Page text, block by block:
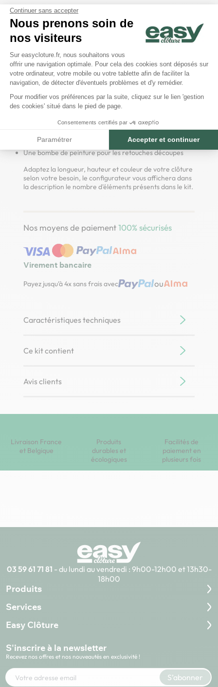
Continuer sans accepter
Nous prenons soin de
nos visiteurs
Plateforme de Gestion du
Sur easycloture.fr, nous souhaitons vous
offrir une navigation optimale. Pour cela des cookies sont déposés sur
votre ordinateur, votre mobile ou votre tablette afin de faciliter la
navigation, de détecter d'éventuels problèmes et d'y remédier.
Pour modifier vos préférences par la suite, cliquez sur le lien 'gestion
des cookies' situé dans le pied de page.
Consentements certifiés par
Paramétrer Accepter et continuer
Axeptio consent
Cekit de clôture rigide
nécessaire pour une pose de panneaux rigides avec
occultation haie artificielle 129 brins.
Des panneaux grillages rigides Ø 4/5mm L2m50, maille
200x55
Des poteaux de clôture renforcés à clips (hauteur
scellement)
Des clips de fixation pour les panneaux
Une agrafeuse manuelle
Des agrafes de la couleur de la clôture
Une Clé BTR n°3 pour visser les clips
Une bombe de peinture pour les retouches découpes
Adaptez la longueur, hauteur et couleur de votre clôture
selon votre besoin, le configurateur vous affichera dans
la description le nombre d'éléments présents dans le kit.
Nos moyens de paiement100% sécurisés
Virement bancaire
Payez jusqu’à 4x sans frais avec ou
Caractéristiques techniques
Ce kit contient
Avis clients
Livraison France
et Belgique
Produits
durables et
écologiques
Facilités de
paiement en
plusieurs fois
03 59 61 71 81 - du lundi au vendredi : 9h00-12h00 et 13h30-
18h00
S'inscrire à la newsletter
Recevez nos offres et nos nouveautés en exclusivité !
Votre adresse e-mail S’abonner
Produits
Services
Easy Clôture